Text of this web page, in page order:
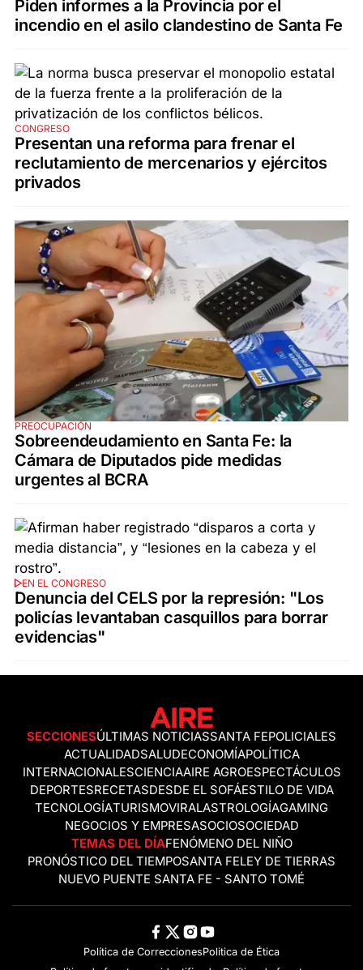
Piden informes a la Provincia por el
incendio en el asilo clandestino de Santa Fe
CONGRESO
Presentan una reforma para frenar el
reclutamiento de mercenarios y ejércitos
privados
PREOCUPACIÓN
Sobreendeudamiento en Santa Fe: la
Cámara de Diputados pide medidas
urgentes al BCRA
EN EL CONGRESO
Denuncia del CELS por la represión: "Los
policías levantaban casquillos para borrar
evidencias"
SECCIONESÚLTIMAS NOTICIASSANTA FEPOLICIALES
ACTUALIDADSALUDECONOMÍAPOLÍTICA
INTERNACIONALESCIENCIAAIRE AGROESPECTÁCULOS
DEPORTESRECETASDESDE EL SOFÁESTILO DE VIDA
TECNOLOGÍATURISMOVIRALASTROLOGÍAGAMING
NEGOCIOS Y EMPRESASOCIOSOCIEDAD
TEMAS DEL DÍAFENÓMENO DEL NIÑO
PRONÓSTICO DEL TIEMPOSANTA FELEY DE TIERRAS
NUEVO PUENTE SANTA FE - SANTO TOMÉ
Política de CorreccionesPolitica de Ética